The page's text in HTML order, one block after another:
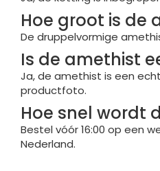
Hoe groot is de
De druppelvormige
Is de amethist
Ja, de amethist is een
productfoto.
Hoe snel wordt
Bestel vóór 16:00 op een
Nederland.